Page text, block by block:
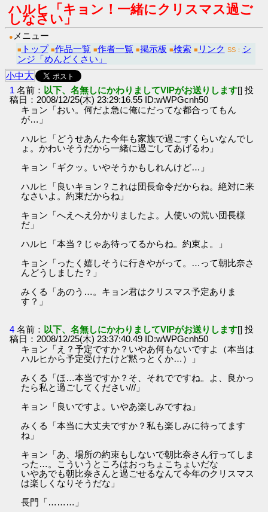
ハルヒ「キョン！一緒にクリスマス過ご
しなさい」
● メニュー
■ トップ ■作品一覧 ■作者一覧 ■掲示板 ■検索 ■ リンク SS： シ
ンジ「めんどくさい」
小中大
1 名前： 以下、名無しにかわりましてVIPがお送りします[] 投
稿日：2008/12/25(木) 23:29:16.55 ID:wWPGcnh50
キョン「おい。何だよ急に俺にだってな都合ってもん
が…」
ハルヒ「どうせあんた今年も家族で過ごすくらいなんでし
ょ。かわいそうだから一緒に過ごしてあげるわ」
キョン「ギクッ。いやそうかもしれんけど…」
ハルヒ「良いキョン？これは団長命令だからね。絶対に来
なさいよ。約束だからね」
キョン「へえへえ分かりましたよ。人使いの荒い団長様
だ」
ハルヒ「本当？じゃあ待ってるからね。約束よ。」
キョン「ったく嬉しそうに行きやがって。…って朝比奈さ
んどうしました？」
みくる「あのう…。キョン君はクリスマス予定ありま
す？」
4 名前： 以下、名無しにかわりましてVIPがお送りします[] 投
稿日：2008/12/25(木) 23:37:40.49 ID:wWPGcnh50
キョン「え？予定ですか？いやあ何もないですよ（本当は
ハルヒから予定受けたけど黙っとくか…）」
みくる「ほ…本当ですか？そ、それでですね。よ、良かっ
たら私と過ごしてください///」
キョン「良いですよ。いやあ楽しみですね」
みくる「本当に大丈夫ですか？私も楽しみに待ってます
ね」
キョン「あ、場所の約束もしないで朝比奈さん行ってしま
った…。こういうところはおっちょこちょいだな
いやあでも朝比奈さんと過ごせるなんて今年のクリスマス
は楽しくなりそうだな」
長門「………」